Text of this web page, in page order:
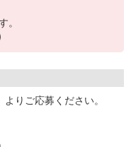
。
りご応募ください。